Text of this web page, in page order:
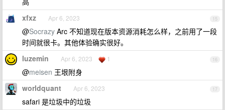
15
xfxz Apr 6, 2023
@Socrazy Arc 不知道现在版本资源消耗怎么样，之前用了一段
时间就很卡。其他体验确实很好。
16
luzemin Apr 6, 2023 1
@meisen 王垠附身
17
worldquant Apr 6, 2023
safari 是垃圾中的垃圾